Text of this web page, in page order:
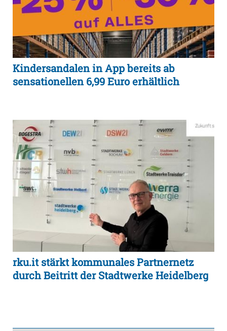
Kindersandalen in App bereits ab
sensationellen 6,99 Euro erhältlich
rku.it stärkt kommunales Partnernetz
durch Beitritt der Stadtwerke Heidelberg